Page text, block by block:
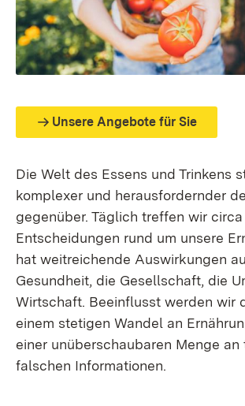
Unsere Angebote für Sie
Die Welt des Essens und Trinkens
komplexer und herausfordernder
gegenüber. Täglich treffen wir
Entscheidungen rund um unsere
hat weitreichende Auswirkungen
Gesundheit, die Gesellschaft, die
Wirtschaft. Beeinflusst werden wir
einem stetigen Wandel an
einer unüberschaubaren Menge an
falschen Informationen.